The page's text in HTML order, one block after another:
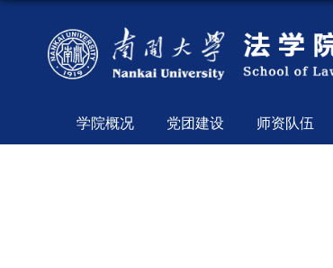
学院概况 党团建设 师资队伍